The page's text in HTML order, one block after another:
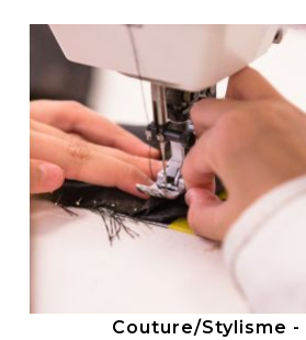
Couture/Stylisme -